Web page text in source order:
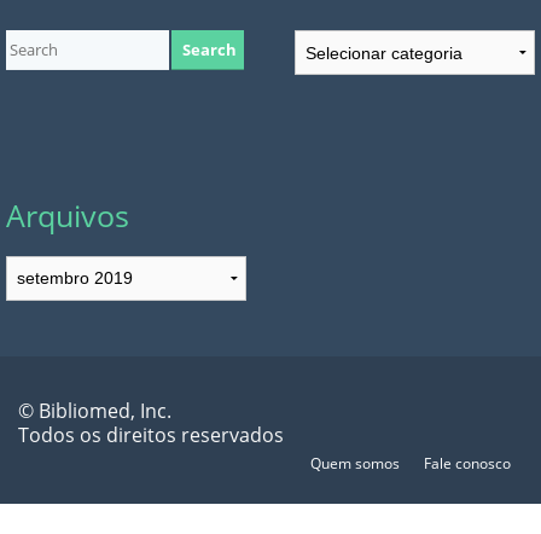
Categorias
Arquivos
Arquivos
© Bibliomed, Inc.
Todos os direitos reservados
Quem somos Fale conosco